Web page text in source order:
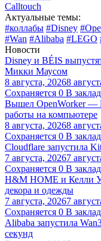
Calltouch
Актуальные темы:
#коллабы #Disney
#Wan #Alibaba #LEGO
Новости
Disney и BÉIS
Микки Маусом
8 августа, 20268
Сохраняется 0 В
Вышел OpenWorker —
работы на компьютере
8 августа, 20268
Сохраняется 0 В
Cloudflare запустила
7 августа, 20267
Сохраняется 0 В
H&M HOME и Келли
декора и одежды
7 августа, 20267
Сохраняется 0 В
Alibaba запустила
секунд